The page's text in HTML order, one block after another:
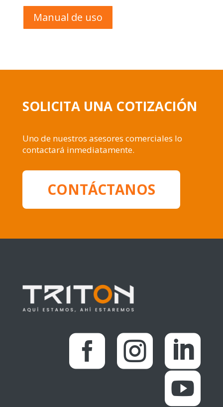
Manual de uso
SOLICITA UNA COTIZACIÓN
Uno de nuestros asesores comerciales lo
contactará inmediatamente.
CONTÁCTANOS
  
